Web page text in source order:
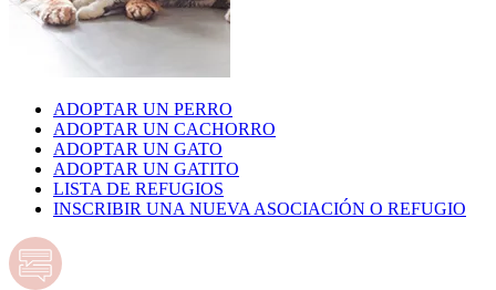
ADOPTAR UN PERRO
ADOPTAR UN CACHORRO
ADOPTAR UN GATO
ADOPTAR UN GATITO
LISTA DE REFUGIOS
INSCRIBIR UNA NUEVA ASOCIACIÓN O REFUGIO